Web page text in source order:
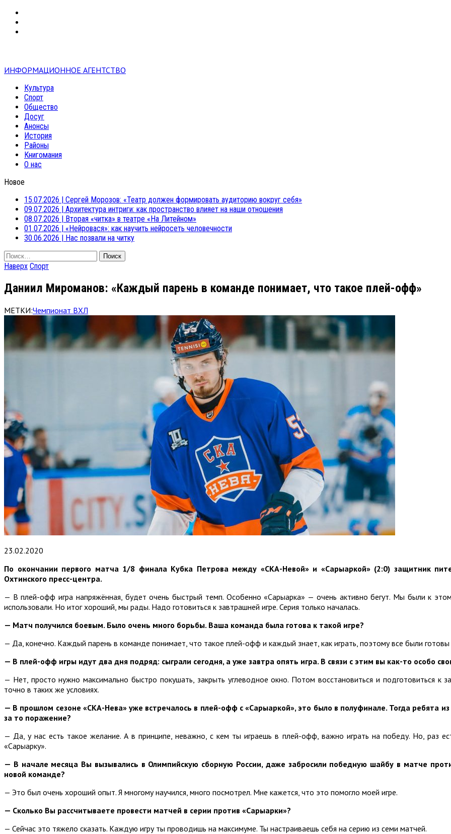
ИНФОРМАЦИОННОЕ АГЕНТСТВО
Культура
Спорт
Общество
Досуг
Анонсы
История
Районы
Книгомания
О нас
Новое
15.07.2026 | Сергей Морозов: «Театр должен формировать аудиторию вокруг себя»
09.07.2026 | Архитектура интриги: как пространство влияет на наши отношения
08.07.2026 | Вторая «читка» в театре «На Литейном»
01.07.2026 | «Нейровася»: как научить нейросеть человечности
30.06.2026 | Нас позвали на читку
Найти:
Наверх Спорт
Даниил Мироманов: «Каждый парень в команде понимает, что такое плей-офф»
МЕТКИ:Чемпионат ВХЛ
23.02.2020
По окончании первого матча 1/8 финала Кубка Петрова между «СКА-Невой» и «Сарыаркой» (2:0) защитник
Охтинского пресс-центра.
— В плей-офф игра напряжённая, будет очень быстрый темп. Особенно «Сарыарка» — очень активно бегут. Мы были к
использовали. Но итог хороший, мы рады. Надо готовиться к завтрашней игре. Серия только началась.
— Матч получился боевым. Было очень много борьбы. Ваша команда была готова к такой игре?
— Да, конечно. Каждый парень в команде понимает, что такое плей-офф и каждый знает, как играть, поэтому все были готовы
— В плей-офф игры идут два дня подряд: сыграли сегодня, а уже завтра опять игра. В связи с этим вы как-то особо
— Нет, просто нужно максимально быстро покушать, закрыть углеводное окно. Потом восстановиться и подготовиться к
точно в таких же условиях.
— В прошлом сезоне «СКА-Нева» уже встречалось в плей-офф с «Сарыаркой», это было в полуфинале. Тогда ребята
за то поражение?
— Да, у нас есть такое желание. А в принципе, неважно, с кем ты играешь в плей-офф, важно играть на победу. Но, раз
«Сарыарку».
— В начале месяца Вы вызывались в Олимпийскую сборную России, даже забросили победную шайбу в матче
новой команде?
— Это был очень хороший опыт. Я многому научился, много посмотрел. Мне кажется, что это помогло моей игре.
— Сколько Вы рассчитываете провести матчей в серии против «Сарыарки»?
— Сейчас это тяжело сказать. Каждую игру ты проводишь на максимуме. Ты настраиваешь себя на серию из семи матчей.